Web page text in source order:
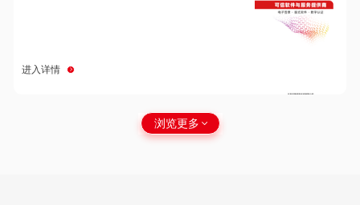
进入详情
浏览更多